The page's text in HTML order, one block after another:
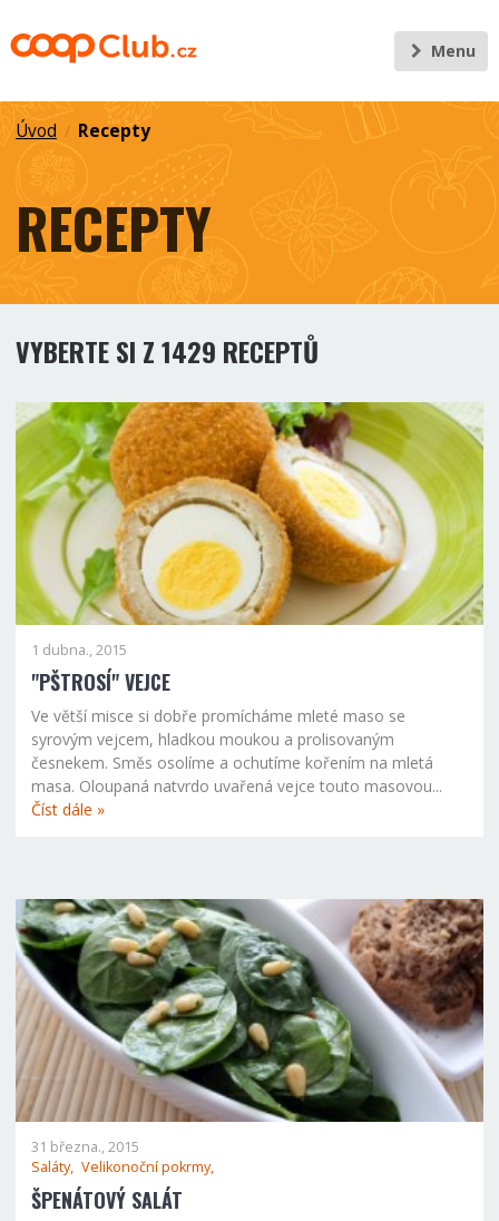
Menu
Úvod / Recepty
RECEPTY
VYBERTE SI Z 1429 RECEPTŮ
1 dubna., 2015
"PŠTROSÍ" VEJCE
Ve větší misce si dobře promícháme mleté maso se
syrovým vejcem, hladkou moukou a prolisovaným
česnekem. Směs osolíme a ochutíme kořením na mletá
masa. Oloupaná natvrdo uvařená vejce touto masovou...
Číst dále »
31 března., 2015
Saláty, Velikonoční pokrmy,
ŠPENÁTOVÝ SALÁT